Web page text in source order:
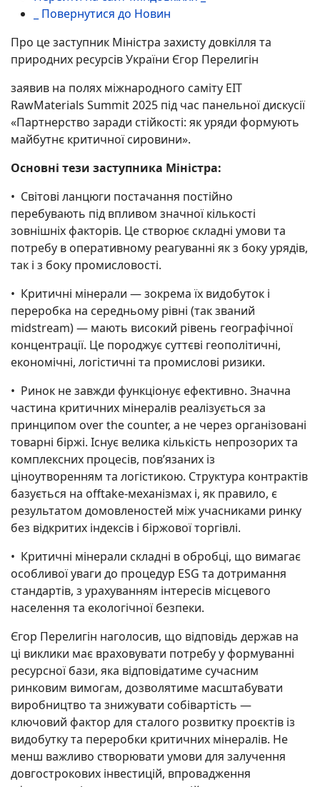
_ Повернутися до Новин
Про це заступник Міністра захисту довкілля та
природних ресурсів України Єгор Перелигін
заявив на полях міжнародного саміту EIT
RawMaterials Summit 2025 під час панельної дискусії
«Партнерство заради стійкості: як уряди формують
майбутнє критичної сировини».
Основні тези заступника Міністра:
•⁠ ⁠Світові ланцюги постачання постійно
перебувають під впливом значної кількості
зовнішніх факторів. Це створює складні умови та
потребу в оперативному реагуванні як з боку урядів,
так і з боку промисловості.
•⁠ ⁠Критичні мінерали — зокрема їх видобуток і
переробка на середньому рівні (так званий
midstream) — мають високий рівень географічної
концентрації. Це породжує суттєві геополітичні,
економічні, логістичні та промислові ризики.
•⁠ ⁠Ринок не завжди функціонує ефективно. Значна
частина критичних мінералів реалізується за
принципом over the counter, а не через організовані
товарні біржі. Існує велика кількість непрозорих та
комплексних процесів, пов’язаних із
ціноутворенням та логістикою. Структура контрактів
базується на offtake-механізмах і, як правило, є
результатом домовленостей між учасниками ринку
без відкритих індексів і біржової торгівлі.
•⁠ ⁠Критичні мінерали складні в обробці, що вимагає
особливої уваги до процедур ESG та дотримання
стандартів, з урахуванням інтересів місцевого
населення та екологічної безпеки.
Єгор Перелигін наголосив, що відповідь держав на
ці виклики має враховувати потребу у формуванні
ресурсної бази, яка відповідатиме сучасним
ринковим вимогам, дозволятиме масштабувати
виробництво та знижувати собівартість —
ключовий фактор для сталого розвитку проєктів із
видобутку та переробки критичних мінералів. Не
менш важливо створювати умови для залучення
довгострокових інвестицій, впровадження